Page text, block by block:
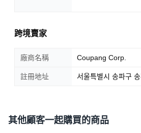
跨境賣家
廠商名稱 Coupang Corp.
註冊地址 서울특별시 송파구
其他顧客一起購買的商品